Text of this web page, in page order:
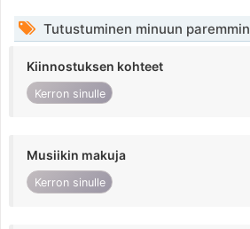
Tutustuminen minuun paremmin
Kiinnostuksen kohteet
Kerron sinulle
Musiikin makuja
Kerron sinulle